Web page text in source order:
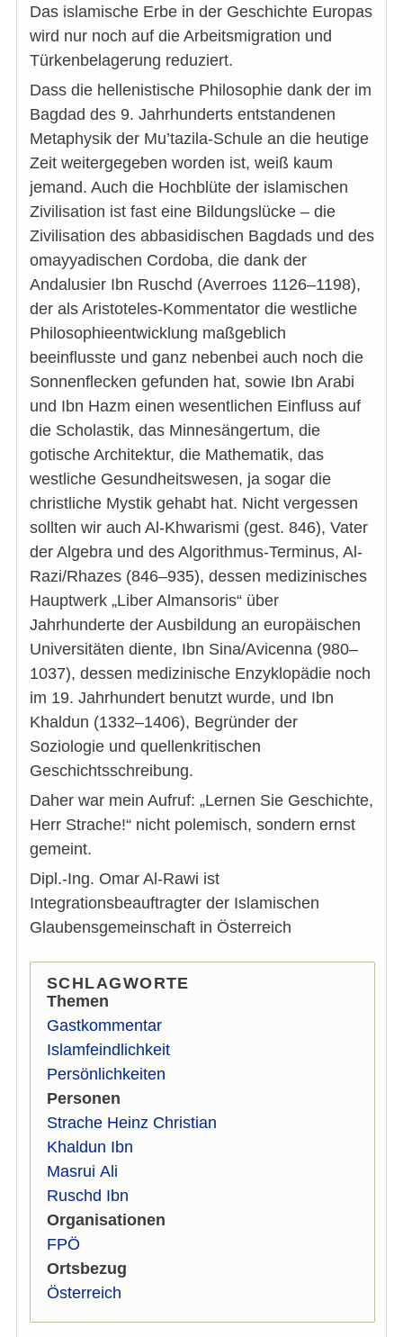
Das islamische Erbe in der Geschichte Europas
wird nur noch auf die Arbeitsmigration und
Türkenbelagerung reduziert.
Dass die hellenistische Philosophie dank der im
Bagdad des 9. Jahrhunderts entstandenen
Metaphysik der Mu’tazila-Schule an die heutige
Zeit weitergegeben worden ist, weiß kaum
jemand. Auch die Hochblüte der islamischen
Zivilisation ist fast eine Bildungslücke – die
Zivilisation des abbasidischen Bagdads und des
omayyadischen Cordoba, die dank der
Andalusier Ibn Ruschd (Averroes 1126–1198),
der als Aristoteles-Kommentator die westliche
Philosophieentwicklung maßgeblich
beeinflusste und ganz nebenbei auch noch die
Sonnenflecken gefunden hat, sowie Ibn Arabi
und Ibn Hazm einen wesentlichen Einfluss auf
die Scholastik, das Minnesängertum, die
gotische Architektur, die Mathematik, das
westliche Gesundheitswesen, ja sogar die
christliche Mystik gehabt hat. Nicht vergessen
sollten wir auch Al-Khwarismi (gest. 846), Vater
der Algebra und des Algorithmus-Terminus, Al-
Razi/Rhazes (846–935), dessen medizinisches
Hauptwerk „Liber Almansoris“ über
Jahrhunderte der Ausbildung an europäischen
Universitäten diente, Ibn Sina/Avicenna (980–
1037), dessen medizinische Enzyklopädie noch
im 19. Jahrhundert benutzt wurde, und Ibn
Khaldun (1332–1406), Begründer der
Soziologie und quellenkritischen
Geschichtsschreibung.
Daher war mein Aufruf: „Lernen Sie Geschichte,
Herr Strache!“ nicht polemisch, sondern ernst
gemeint.
Dipl.-Ing. Omar Al-Rawi ist
Integrationsbeauftragter der Islamischen
Glaubensgemeinschaft in Österreich
SCHLAGWORTE
Themen
Gastkommentar
Islamfeindlichkeit
Persönlichkeiten
Personen
Strache Heinz Christian
Khaldun Ibn
Masrui Ali
Ruschd Ibn
Organisationen
FPÖ
Ortsbezug
Österreich